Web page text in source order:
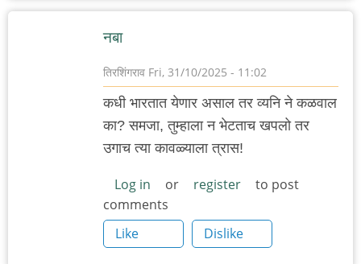
नबा
तिरशिंगराव Fri, 31/10/2025 - 11:02
कधी भारतात येणार असाल तर व्यनि ने कळवाल
का? समजा, तुम्हाला न भेटताच खपलो तर
उगाच त्या कावळ्याला त्रास!
Log in or register
to post
comments
Like
Dislike